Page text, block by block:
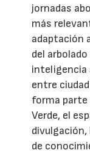
jornadas
más
adaptación
del
inteligencia
entre
forma parte
Verde, el
de